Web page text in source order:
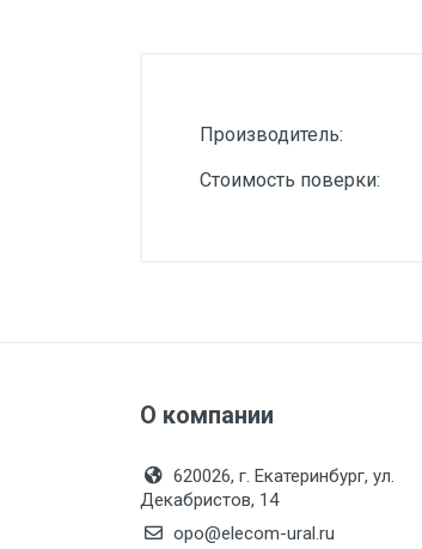
Danfoss
Программное обеспечение
Шаровые краны
Регуляторы давления
Приводы
Производитель:
Стоимость поверки:
О компании
620026, г. Екатеринбург, ул.
Декабристов, 14
opo@elecom-ural.ru